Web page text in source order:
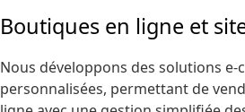
Boutiques en ligne et
Nous développons des solutions
personnalisées, permettant de